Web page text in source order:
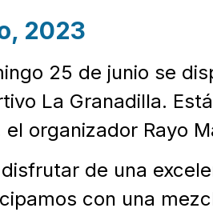
2023
25 de junio se
La Granadilla.
el organizador Rayo
de una
con una